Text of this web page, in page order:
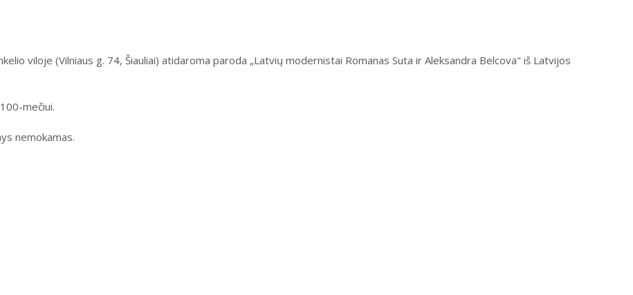
viloje (Vilniaus g. 74, Šiauliai) atidaroma paroda „Latvių modernistai Romanas Suta ir Aleksandra Belcova" iš Latvijos
mečiui.
nemokamas.